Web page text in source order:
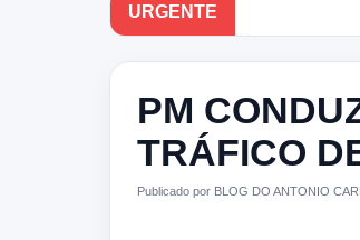
URGENTE
PM
TRÁFICO
Publicado por BLOG DO ANTONIO